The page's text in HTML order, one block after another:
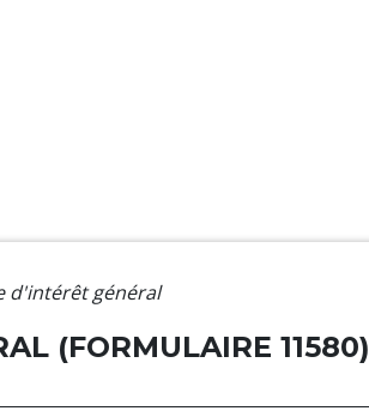
d'intérêt général
(FORMULAIRE 11580)